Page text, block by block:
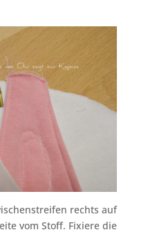
rechts auf
vom Stoff. Fixiere die